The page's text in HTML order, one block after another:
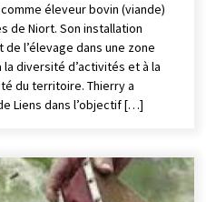
comme éleveur bovin (viande)
de Niort. Son installation
l’élevage dans une zone
diversité d’activités et à la
du territoire. Thierry a
Liens dans l’objectif […]